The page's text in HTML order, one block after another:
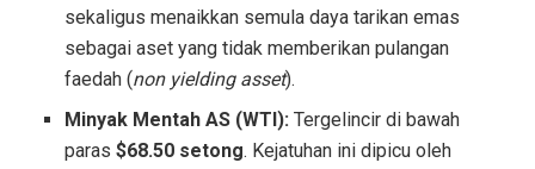
sekaligus menaikkan semula daya tarikan emas
sebagai aset yang tidak memberikan pulangan
faedah (non yielding asset).
Minyak Mentah AS (WTI): Tergelincir di bawah
paras$68.50 setong. Kejatuhan ini dipicu oleh